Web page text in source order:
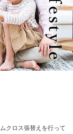
クロス張替えを行って